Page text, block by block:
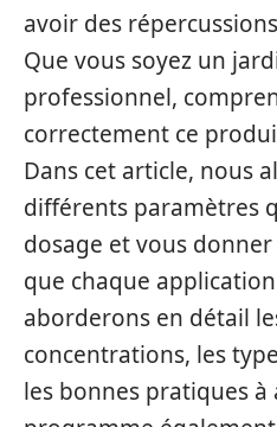
avoir des
Que vous soyez un
professionnel,
correctement ce
Dans cet article, nous
différents paramètres
dosage et vous
que chaque
aborderons en détail
concentrations, les
les bonnes pratiques à